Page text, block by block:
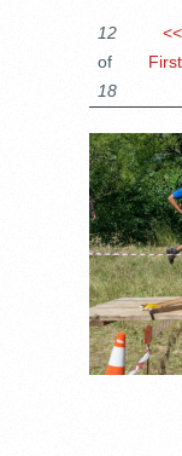
12
of
18
<<
First